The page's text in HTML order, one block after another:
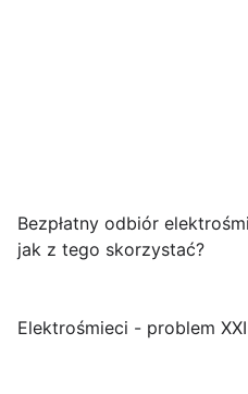
Bezpłatny odbiór
jak z tego skorzystać?
Elektrośmieci - problem